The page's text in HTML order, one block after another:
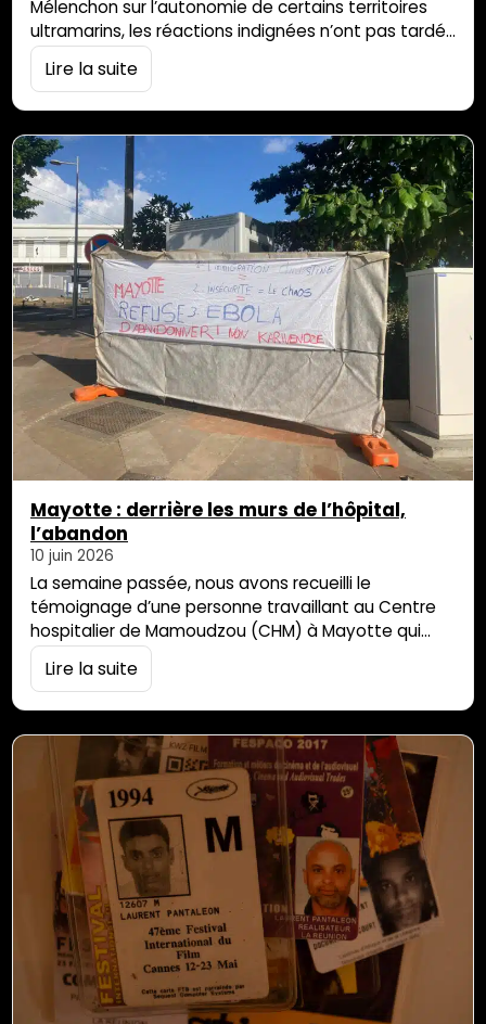
Mélenchon sur l’autonomie de certains territoires
ultramarins, les réactions indignées n’ont pas tardé.
À La Réunion, certains élus ont choisi de répondre
par l’invocation de menaces contre la République.
moins l’autonomie elle-même que la peur d’en
débattre ? […]
Lire la suite
Mayotte : derrière les murs de l’hôpital,
l’abandon
10 juin 2026
La semaine passée, nous avons recueilli le
témoignage d’une personne travaillant au Centre
hospitalier de Mamoudzou (CHM) à Mayotte qui
nous parle des conditions difficiles de travail mais
aussi de la manière dont sont traitées les
ni des détails concernant son poste. Pour rester au
Lire la suite